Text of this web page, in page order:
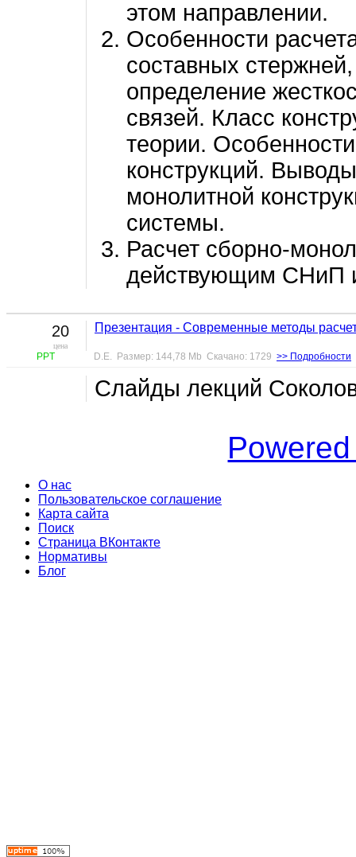
этом направлении.
Особенности
составных
определение
связей. Класс
теории.
конструкций.
монолитной
системы.
Расчет сборно-
действующим СНиП
20
цена
PPT
Презентация - Современные методы
D.E. Размер: 144,78 Mb Скачано: 1729 >> Подробности
Слайды лекций
О нас
Пользовательское соглашение
Карта сайта
Поиск
Страница ВКонтакте
Нормативы
Блог